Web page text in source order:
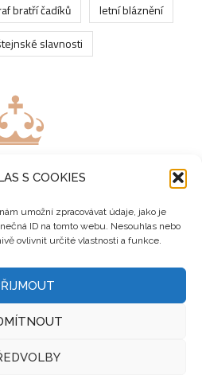
S COOKIES
umožní zpracovávat údaje, jako je
ID na tomto webu. Nesouhlas nebo
ovlivnit určité vlastnosti a funkce.
bratří čadíků
letní bláznění
slavnosti
. All Rights Reserved &